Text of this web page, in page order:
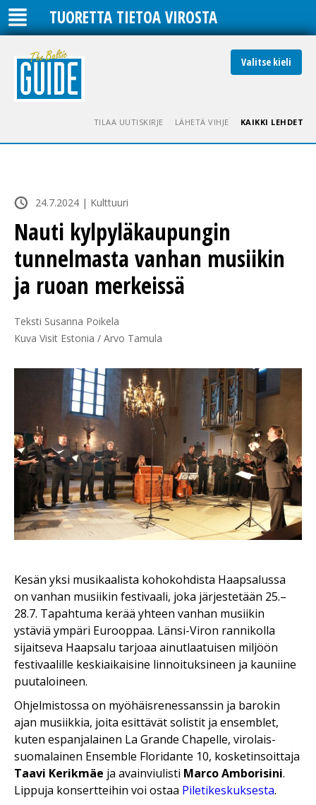
TUORETTA TIETOA VIROSTA
Valitse kieli
TILAA UUTISKIRJE LÄHETÄ VIHJE KAIKKI LEHDET
24.7.2024 | Kulttuuri
Nauti kylpyläkaupungin
tunnelmasta vanhan musiikin
ja ruoan merkeissä
Teksti Susanna Poikela
Kuva Visit Estonia / Arvo Tamula
Kesän yksi musikaalista kohokohdista Haapsalussa
on vanhan musiikin festivaali, joka järjestetään 25.–
28.7. Tapahtuma kerää yhteen vanhan musiikin
ystäviä ympäri Eurooppaa. Länsi-Viron rannikolla
sijaitseva Haapsalu tarjoaa ainutlaatuisen miljöön
festivaalille keskiaikaisine linnoituksineen ja kauniine
puutaloineen.
Ohjelmistossa on myöhäisrenessanssin ja barokin
ajan musiikkia, joita esittävät solistit ja ensemblet,
kuten espanjalainen La Grande Chapelle, virolais-
suomalainen Ensemble Floridante 10, kosketinsoittaja
Taavi Kerikmäe ja avainviulisti Marco Amborisini.
Lippuja konsertteihin voi ostaa Piletikeskuksesta.